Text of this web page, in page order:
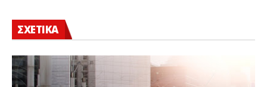
ΣΧΕΤΙΚΑ